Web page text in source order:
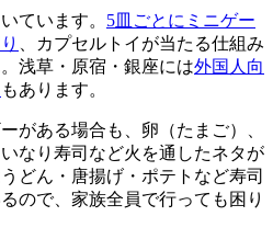
ています。 5皿ごとにミニゲー
、カプセルトイが当たる仕組み
浅草・原宿・銀座には外国人向
もあります。
がある場合も、卵（たまご）、
なり寿司など火を通したネタが
どん・唐揚げ・ポテトなど寿司
ので、家族全員で行っても困り